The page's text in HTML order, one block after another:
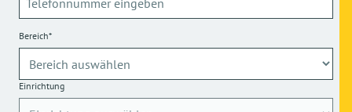
Bereich*
Einrichtung